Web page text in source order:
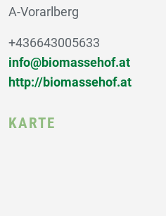
A-Vorarlberg
+436643005633
info@biomassehof.at
http://biomassehof.at
KARTE